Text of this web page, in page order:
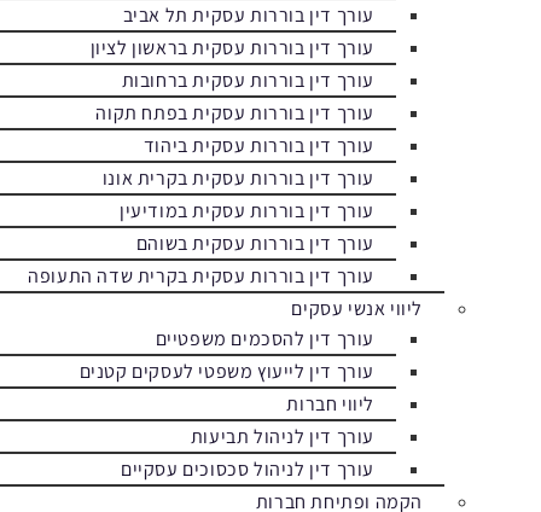
עורך דין בוררות עסקית תל אביב
עורך דין בוררות עסקית בראשון לציון
עורך דין בוררות עסקית ברחובות
עורך דין בוררות עסקית בפתח תקוה
עורך דין בוררות עסקית ביהוד
עורך דין בוררות עסקית בקרית אונו
עורך דין בוררות עסקית במודיעין
עורך דין בוררות עסקית בשוהם
עורך דין בוררות עסקית בקרית שדה התעופה
ליווי אנשי עסקים
עורך דין להסכמים משפטיים
עורך דין לייעוץ משפטי לעסקים קטנים
ליווי חברות
עורך דין לניהול תביעות
עורך דין לניהול סכסוכים עסקיים
הקמה ופתיחת חברות